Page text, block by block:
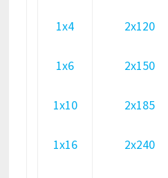
1х4
1х6
1х10
1х16
2х120
2х150
2х185
2х240